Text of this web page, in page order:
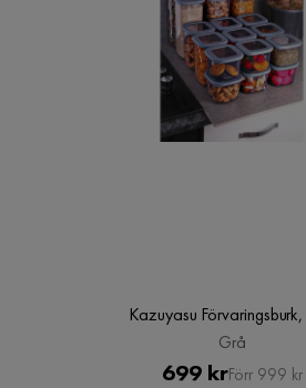
Kazuyasu
Grå
Pris
699 krOriginal
Förr 999 kr